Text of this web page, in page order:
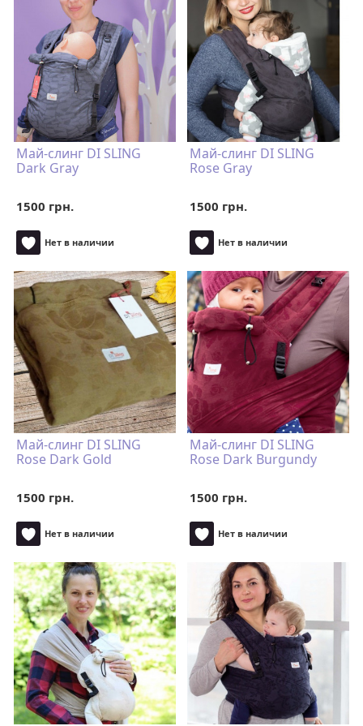
Май-слинг DI SLING
Dark Gray
1500 грн.
Нет в наличии
Май-слинг DI SLING
Rose Gray
1500 грн.
Нет в наличии
Май-слинг DI SLING
Rose Dark Gold
1500 грн.
Нет в наличии
Май-слинг DI SLING
Rose Dark Burgundy
1500 грн.
Нет в наличии